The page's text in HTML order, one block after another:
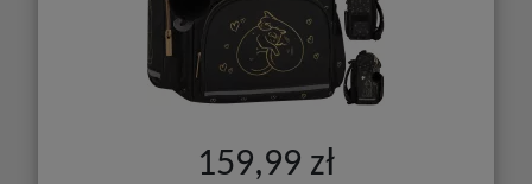
159,99 zł